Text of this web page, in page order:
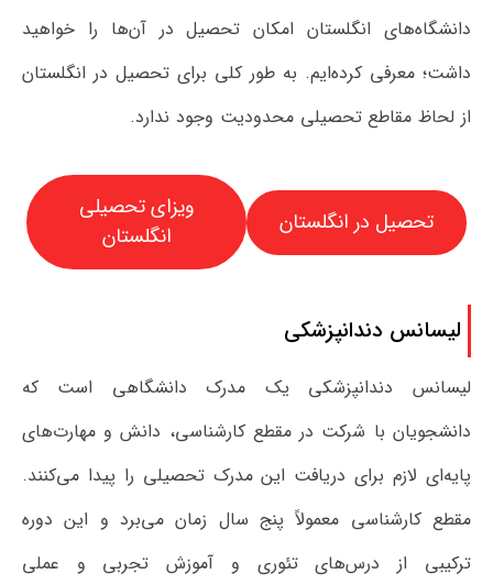
دانشگاه‌های انگلستان امکان تحصیل در آن‌ها را خواهید
داشت؛ معرفی کرده‌ایم. به طور کلی برای تحصیل در انگلستان
از لحاظ مقاطع تحصیلی محدودیت وجود ندارد.
تحصیل در انگلستان
ویزای تحصیلی
انگلستان
لیسانس دندانپزشکی
لیسانس دندانپزشکی یک مدرک دانشگاهی است که
دانشجویان با شرکت در مقطع کارشناسی، دانش و مهارت‌های
پایه‌ای لازم برای دریافت این مدرک تحصیلی را پیدا می‌کنند.
مقطع کارشناسی معمولاً پنج سال زمان می‌برد و این دوره
ترکیبی از درس‌های تئوری و آموزش تجربی و عملی